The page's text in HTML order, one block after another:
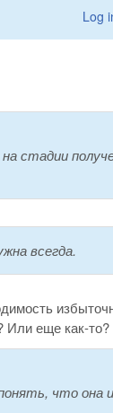
Log
стадии
всегда.
Или еще как-то?
что она